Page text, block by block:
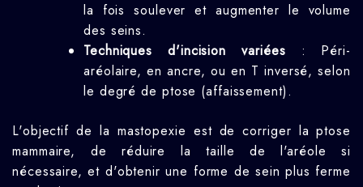
la fois soulever et augmenter le volume
des seins.
Techniques d'incision variées : Péri-
aréolaire, en ancre, ou en T inversé, selon
le degré de ptose (affaissement).
L'objectif de la mastopexie est de corriger la ptose
mammaire, de réduire la taille de l'aréole si
nécessaire, et d'obtenir une forme de sein plus ferme